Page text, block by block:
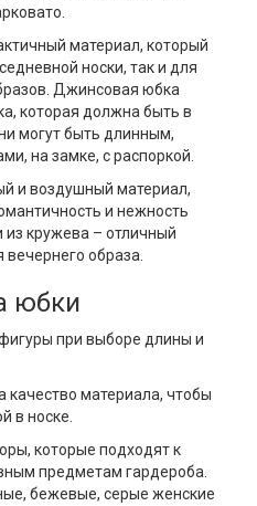
материал, который
носки, так и для
Джинсовая юбка
которая должна быть в
могут быть длинным,
на замке, с распоркой.
и воздушный материал,
и нежность
кружева – отличный
образа.
юбки
при выборе длины и
качество материала, чтобы
в носке.
которые подходят к
предметам гардероба.
бежевые, серые женские